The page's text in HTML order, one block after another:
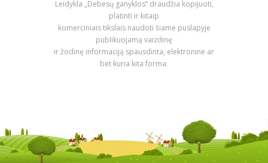
Leidykla „Debesų ganyklos“ draudžia kopijuoti,
platinti ir kitaip
komerciniais tikslais naudoti šiame puslapyje
publikuojamą vaizdinę
ir žodinę informaciją spausdinta, elektronine ar
bet kuria kita forma.